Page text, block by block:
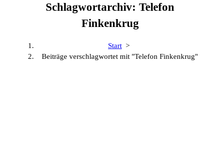
Schlagwortarchiv: Telefon
Finkenkrug
Start >
Beiträge verschlagwortet mit "Telefon Finkenkrug"